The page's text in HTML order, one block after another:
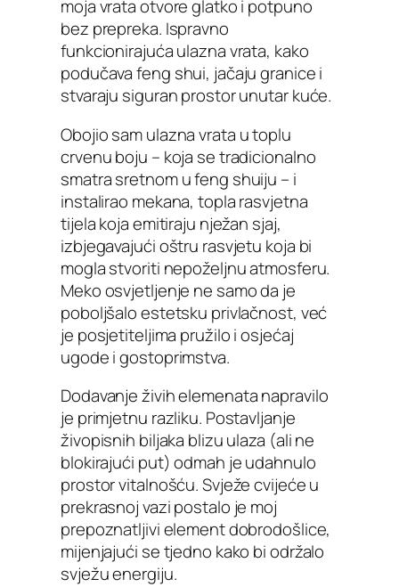
moja vrata otvore glatko i potpuno
bez prepreka. Ispravno
funkcionirajuća ulazna vrata, kako
podučava feng shui, jačaju granice i
stvaraju siguran prostor unutar kuće.
Obojio sam ulazna vrata u toplu
crvenu boju – koja se tradicionalno
smatra sretnom u feng shuiju – i
instalirao mekana, topla rasvjetna
tijela koja emitiraju nježan sjaj,
izbjegavajući oštru rasvjetu koja bi
mogla stvoriti nepoželjnu atmosferu.
Meko osvjetljenje ne samo da je
poboljšalo estetsku privlačnost, već
je posjetiteljima pružilo i osjećaj
ugode i gostoprimstva.
Dodavanje živih elemenata napravilo
je primjetnu razliku. Postavljanje
živopisnih biljaka blizu ulaza (ali ne
blokirajući put) odmah je udahnulo
prostor vitalnošću. Svježe cvijeće u
prekrasnoj vazi postalo je moj
prepoznatljivi element dobrodošlice,
mijenjajući se tjedno kako bi održalo
svježu energiju.